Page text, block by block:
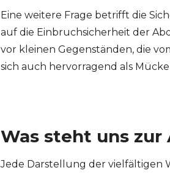
Eine weitere Frage betrifft die
auf die Einbruchsicherheit der
vor kleinen Gegenständen, die
sich auch hervorragend als
Was steht uns zur
Jede Darstellung der vielfältigen